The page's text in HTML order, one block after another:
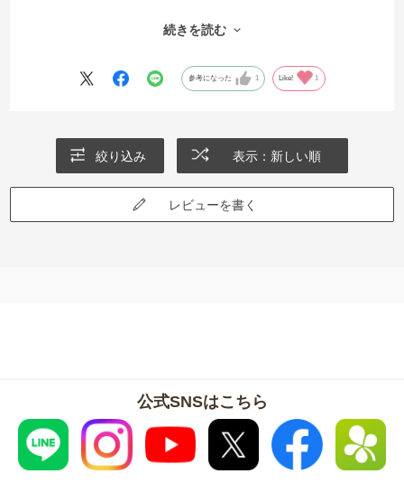
続きを読む
参考になった 1 Like! 1
絞り込み 表示：新しい順
レビューを書く
公式SNSはこちら